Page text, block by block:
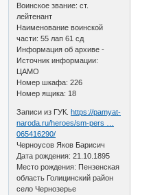
Воинское звание: ст.
лейтенант
Наименование воинской
части: 55 лап 61 сд
Информация об архиве -
Источник информации:
ЦАМО
Номер шкафа: 226
Номер ящика: 18
Записи из ГУК.https://pamyat-
naroda.ru/heroes/sm-pers …
065416290/
Черноусов Яков Барисич
Дата рождения: 21.10.1895
Место рождения: Пензенская
область Голицинский район
село Чернозерье